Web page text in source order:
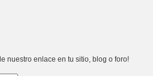
nuestro enlace en tu sitio, blog o foro!